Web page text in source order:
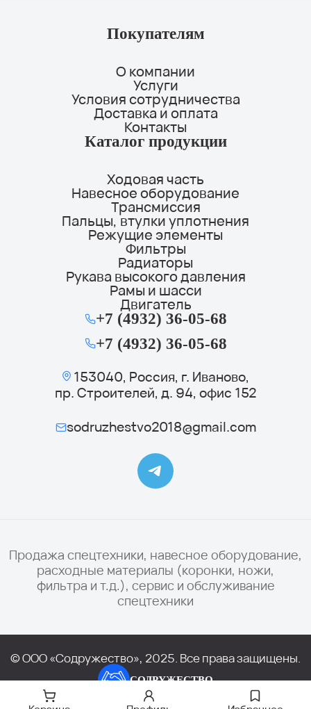
Покупателям
О компании
Услуги
Условия сотрудничества
Доставка и оплата
Контакты
Каталог продукции
Ходовая часть
Навесное оборудование
Трансмиссия
Пальцы, втулки уплотнения
Режущие элементы
Фильтры
Радиаторы
Рукава высокого давления
Рамы и шасси
Двигатель
+7 (4932) 36-05-68
+7 (4932) 36-05-68
153040, Россия, г. Иваново,
пр. Строителей, д. 94, офис 152
sodruzhestvo2018@gmail.com
Продажа спецтехники, навесное оборудование,
расходные материалы (коронки, ножи,
фильтра и т.д.), сервис и обслуживание
спецтехники
© ООО «Содружество», 2025. Все права защищены.
СОДРУЖЕСТВО
Политика конфиденциальности